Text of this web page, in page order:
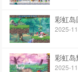
彩虹
2025-
彩虹
2025-